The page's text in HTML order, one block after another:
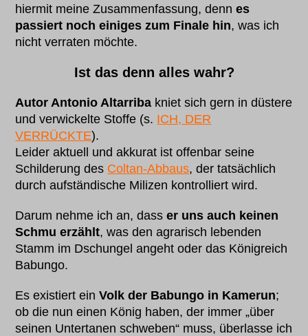
hiermit meine Zusammenfassung, dennes
passiert noch einiges zum Finale hin, was ich
nicht verraten möchte.
Ist das denn alles wahr?
Autor Antonio Altarriba kniet sich gern in düstere
und verwickelte Stoffe (s. ICH, DER
VERRÜCKTE).
Leider aktuell und akkurat ist offenbar seine
Schilderung des Coltan-Abbaus, der tatsächlich
durch aufständische Milizen kontrolliert wird.
Darum nehme ich an, dasser uns auch keinen
Schmu erzählt, was den agrarisch lebenden
Stamm im Dschungel angeht oder das Königreich
Babungo.
Es existiert einVolk der Babungo in Kamerun;
ob die nun einen König haben, der immer „über
seinen Untertanen schweben“ muss, überlasse ich